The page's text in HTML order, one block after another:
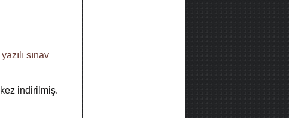
yazılı sınav
kez indirilmiş.